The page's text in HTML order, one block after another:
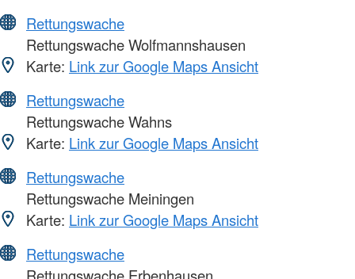
Rettungswache
Rettungswache Wolfmannshausen
Karte: Link zur Google Maps Ansicht
Rettungswache
Rettungswache Wahns
Karte: Link zur Google Maps Ansicht
Rettungswache
Rettungswache Meiningen
Karte: Link zur Google Maps Ansicht
Rettungswache